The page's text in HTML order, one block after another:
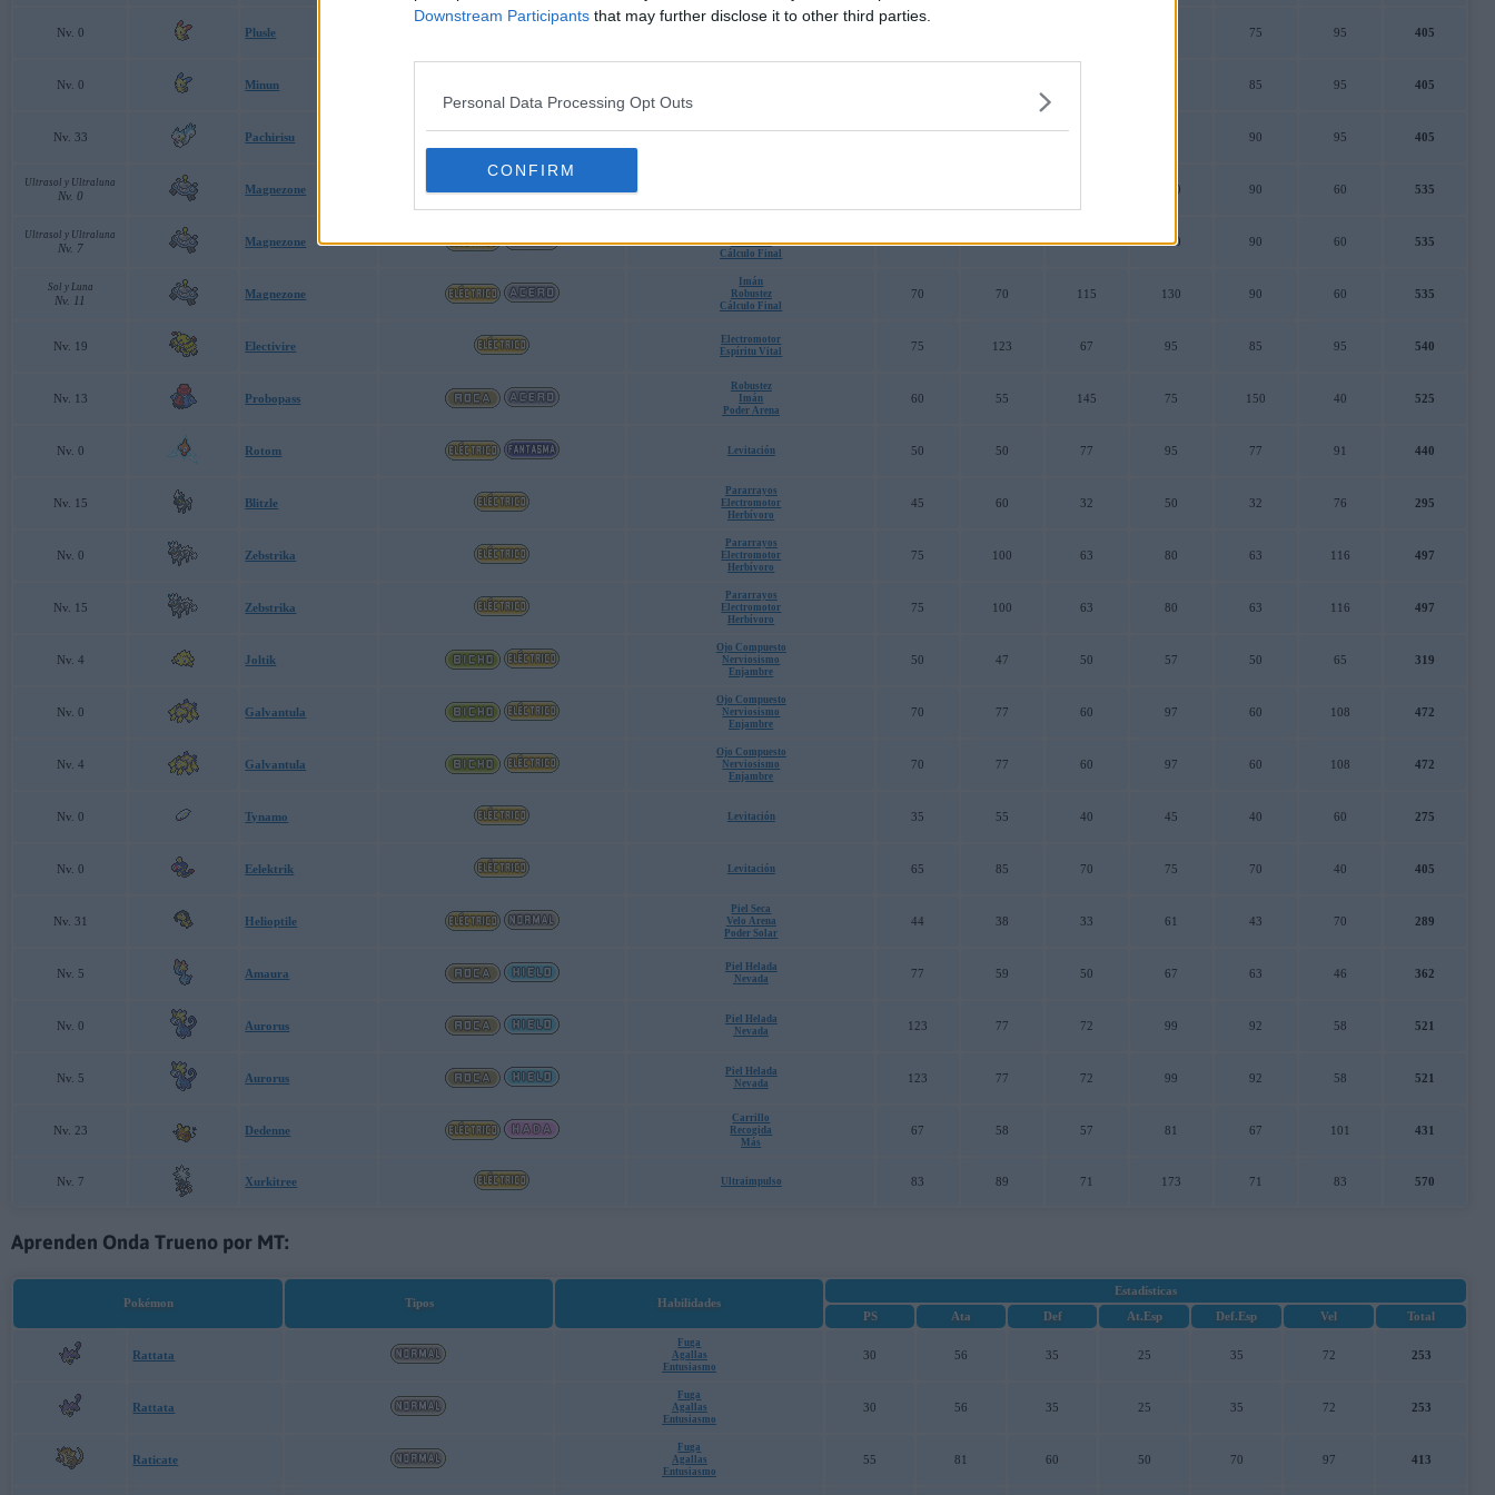
Downstream Participants that may further disclose it to other third parties.
Personal Data Processing Opt Outs
CONFIRM
Nv. 0 Plusle 75 95 405
Nv. 0 Minun 85 95 405
Nv. 33 Pachirisu 90 95 405
Ultrasol y Ultraluna
Nv. 0 Magnezone 130 90 60 535
Ultrasol y Ultraluna
Nv. 7 Magnezone
Robustez
Cálculo Final
70 70 115 130 90 60 535
Sol y Luna
Nv. 11 Magnezone
Imán
Robustez
Cálculo Final
70 70 115 130 90 60 535
Nv. 19 Electivire
Electromotor
Espíritu Vital
75 123 67 95 85 95 540
Nv. 13 Probopass
Robustez
Imán
Poder Arena
60 55 145 75 150 40 525
Nv. 0 Rotom Levitación 50 50 77 95 77 91 440
Nv. 15 Blitzle
Pararrayos
Electromotor
Herbívoro
45 60 32 50 32 76 295
Nv. 0 Zebstrika
Pararrayos
Electromotor
Herbívoro
75 100 63 80 63 116 497
Nv. 15 Zebstrika
Pararrayos
Electromotor
Herbívoro
75 100 63 80 63 116 497
Nv. 4 Joltik
Ojo Compuesto
Nerviosismo
Enjambre
50 47 50 57 50 65 319
Nv. 0 Galvantula
Ojo Compuesto
Nerviosismo
Enjambre
70 77 60 97 60 108 472
Nv. 4 Galvantula
Ojo Compuesto
Nerviosismo
Enjambre
70 77 60 97 60 108 472
Nv. 0 Tynamo Levitación 35 55 40 45 40 60 275
Nv. 0 Eelektrik Levitación 65 85 70 75 70 40 405
Nv. 31 Helioptile
Piel Seca
Velo Arena
Poder Solar
44 38 33 61 43 70 289
Nv. 5 Amaura
Piel Helada
Nevada
77 59 50 67 63 46 362
Nv. 0 Aurorus
Piel Helada
Nevada
123 77 72 99 92 58 521
Nv. 5 Aurorus
Piel Helada
Nevada
123 77 72 99 92 58 521
Nv. 23 Dedenne
Carrillo
Recogida
Más
67 58 57 81 67 101 431
Nv. 7 Xurkitree Ultraimpulso 83 89 71 173 71 83 570
Aprenden Onda Trueno por MT:
Pokémon Tipos Habilidades
Estadísticas
PS
Ata Def At.Esp Def.Esp Vel Total
Rattata
Fuga
Agallas
Entusiasmo
30 56 35 25 35 72 253
Rattata
Fuga
Agallas
Entusiasmo
30 56 35 25 35 72 253
Raticate
Fuga
Agallas
Entusiasmo
55 81 60 50 70 97 413